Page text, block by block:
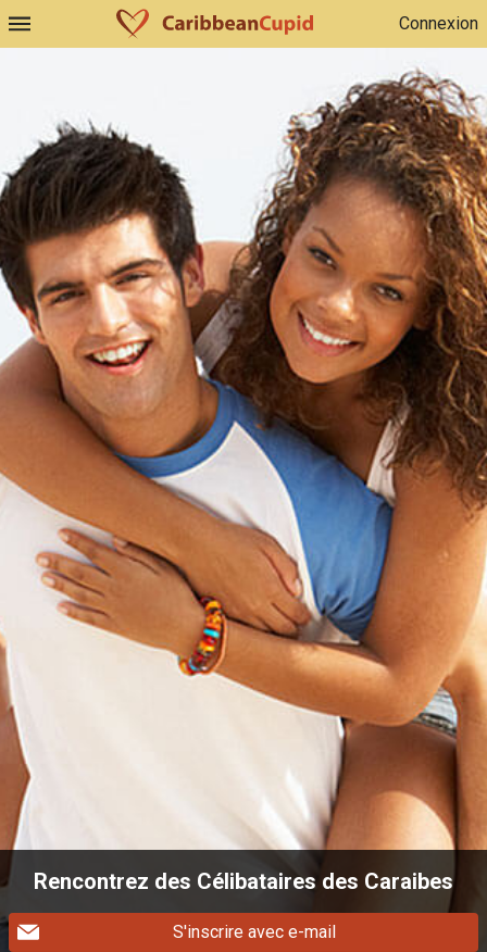
Connexion
Rencontrez des Célibataires des Caraibes
S'inscrire avec e-mail